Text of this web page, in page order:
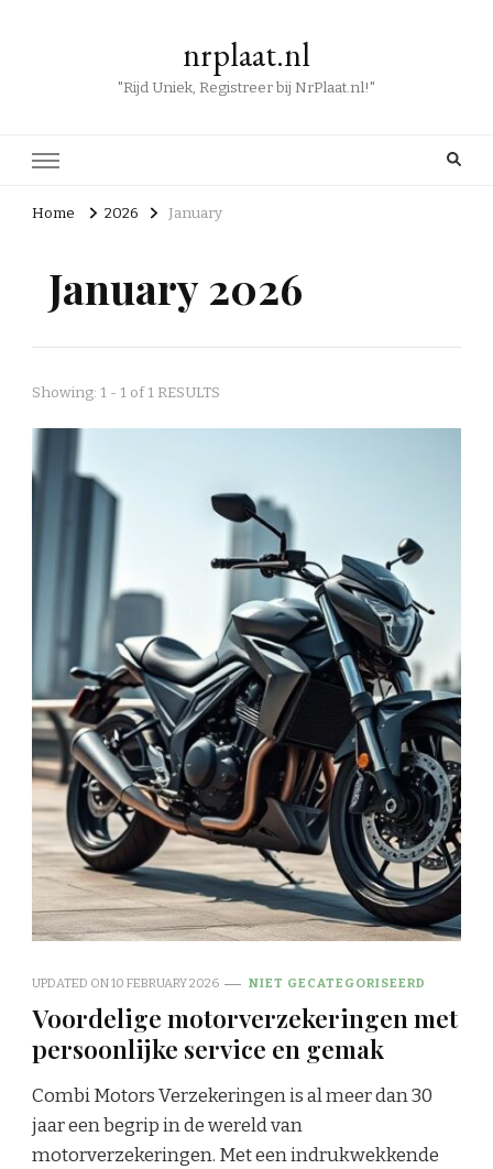
nrplaat.nl
"Rijd Uniek, Registreer bij NrPlaat.nl!"
Home 2026 January
January 2026
Showing: 1 - 1 of 1 RESULTS
UPDATED ON10 FEBRUARY 2026 NIET GECATEGORISEERD
Voordelige motorverzekeringen met
persoonlijke service en gemak
Combi Motors Verzekeringen is al meer dan 30
jaar een begrip in de wereld van
motorverzekeringen. Met een indrukwekkende